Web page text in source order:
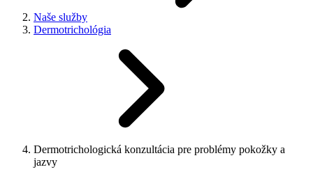
Naše služby
Dermotrichológia
Dermotrichologická konzultácia pre problémy pokožky a
jazvy